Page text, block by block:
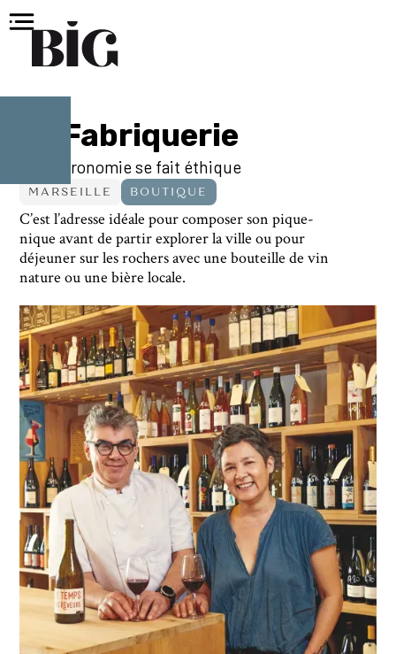
La Fabriquerie
La gastronomie se fait éthique
MARSEILLE BOUTIQUE
C’est l’adresse idéale pour composer son pique-
nique avant de partir explorer la ville ou pour
déjeuner sur les rochers avec une bouteille de vin
nature ou une bière locale.